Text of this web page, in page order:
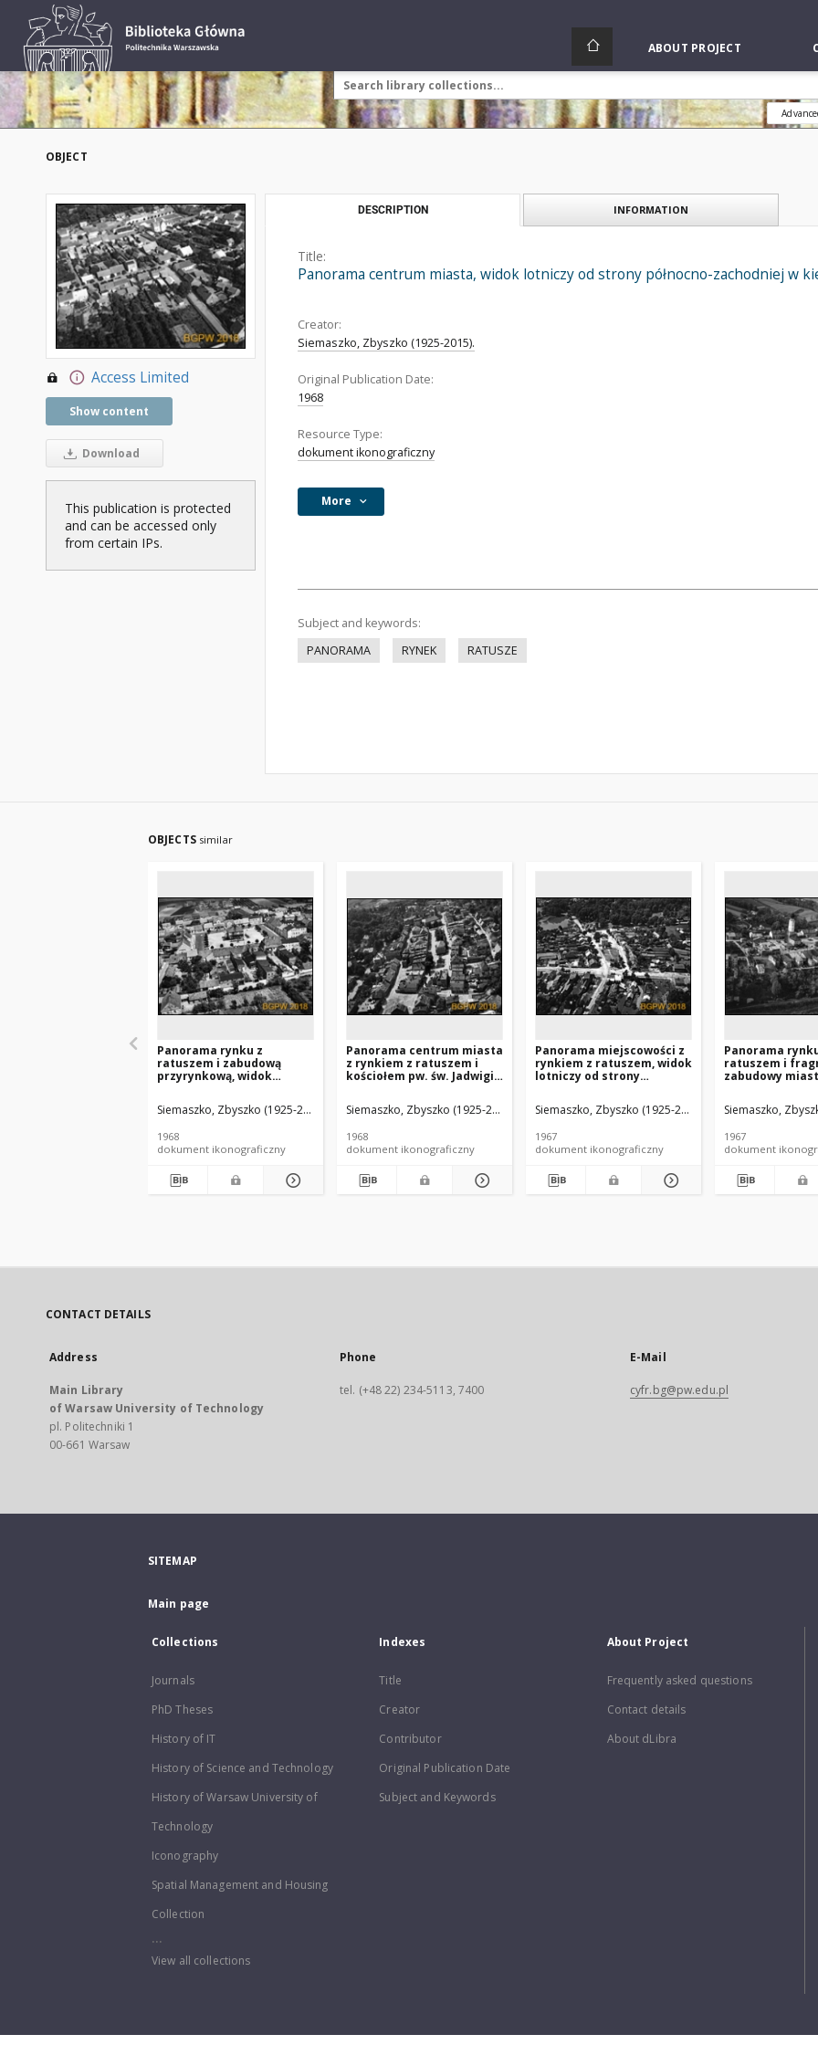
ABOUT PROJECT
OBJECT
Access Limited
Show content
Download
This publication is protected
and can be accessed only
from certain IPs.
DESCRIPTION INFORMATION
Title:
Panorama centrum miasta, widok lotniczy od strony północno-zachodniej w
Creator:
Siemaszko, Zbyszko (1925-2015).
Original Publication Date:
1968
Resource Type:
dokument ikonograficzny
More
Subject and keywords:
PANORAMA
RYNEK RATUSZE
OBJECTS similar
Panorama rynku z
ratuszem i zabudową
przyrynkową, widok
południowej, Borek
Wielkopolski
Siemaszko, Zbyszko (1925-2015).
1968
dokument ikonograficzny
Panorama centrum miasta
z rynkiem z ratuszem i
kościołem pw. św. Jadwigi,
północnej, Bolków
Siemaszko, Zbyszko (1925-2015).
1968
dokument ikonograficzny
Panorama miejscowości z
rynkiem z ratuszem, widok
lotniczy od strony
Siemaszko, Zbyszko (1925-2015).
1967
dokument ikonograficzny
Panorama
ratuszem i
zabudowy
zachodniej, Biecz
Siemaszko,
1967
dokument
CONTACT DETAILS
Address
Main Library
of Warsaw University of Technology
pl. Politechniki 1
00-661 Warsaw
Phone
tel. (+48 22) 234-5113, 7400
E-Mail
cyfr.bg@pw.edu.pl
SITEMAP
Main page
Collections
Journals
PhD Theses
History of IT
History of Science and Technology
History of Warsaw University of
Technology
Iconography
Spatial Management and Housing
Collection
...
View all collections
Indexes
Title
Creator
Contributor
Original Publication Date
Subject and Keywords
About Project
Frequently asked questions
Contact details
About dLibra